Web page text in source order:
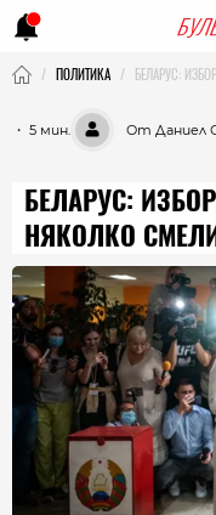
ПОЛИТИКА БЕЛАРУС:
・ 5 мин. От Даниел
БЕЛАРУС:
НЯКОЛКО